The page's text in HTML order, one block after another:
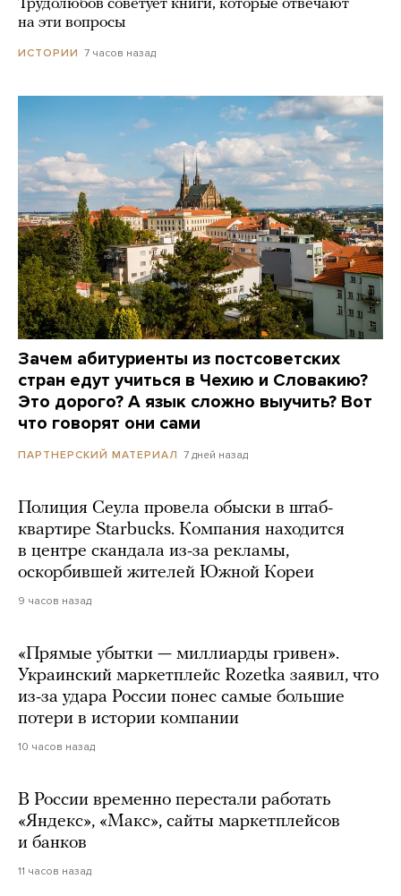
Трудолюбов советует книги, которые отвечают
на эти вопросы
ИСТОРИИ 7 часов назад
Зачем абитуриенты из постсоветских
стран едут учиться в Чехию и Словакию?
Это дорого? А язык сложно выучить? Вот
что говорят они сами
ПАРТНЕРСКИЙ МАТЕРИАЛ 7 дней назад
Полиция Сеула провела обыски в штаб-
квартире Starbucks. Компания находится
в центре скандала из-за рекламы,
оскорбившей жителей Южной Кореи
9 часов назад
«Прямые убытки — миллиарды гривен».
Украинский маркетплейс Rozetka заявил, что
из-за удара России понес самые большие
потери в истории компании
10 часов назад
В России временно перестали работать
«Яндекс», «Макс», сайты маркетплейсов
и банков
11 часов назад